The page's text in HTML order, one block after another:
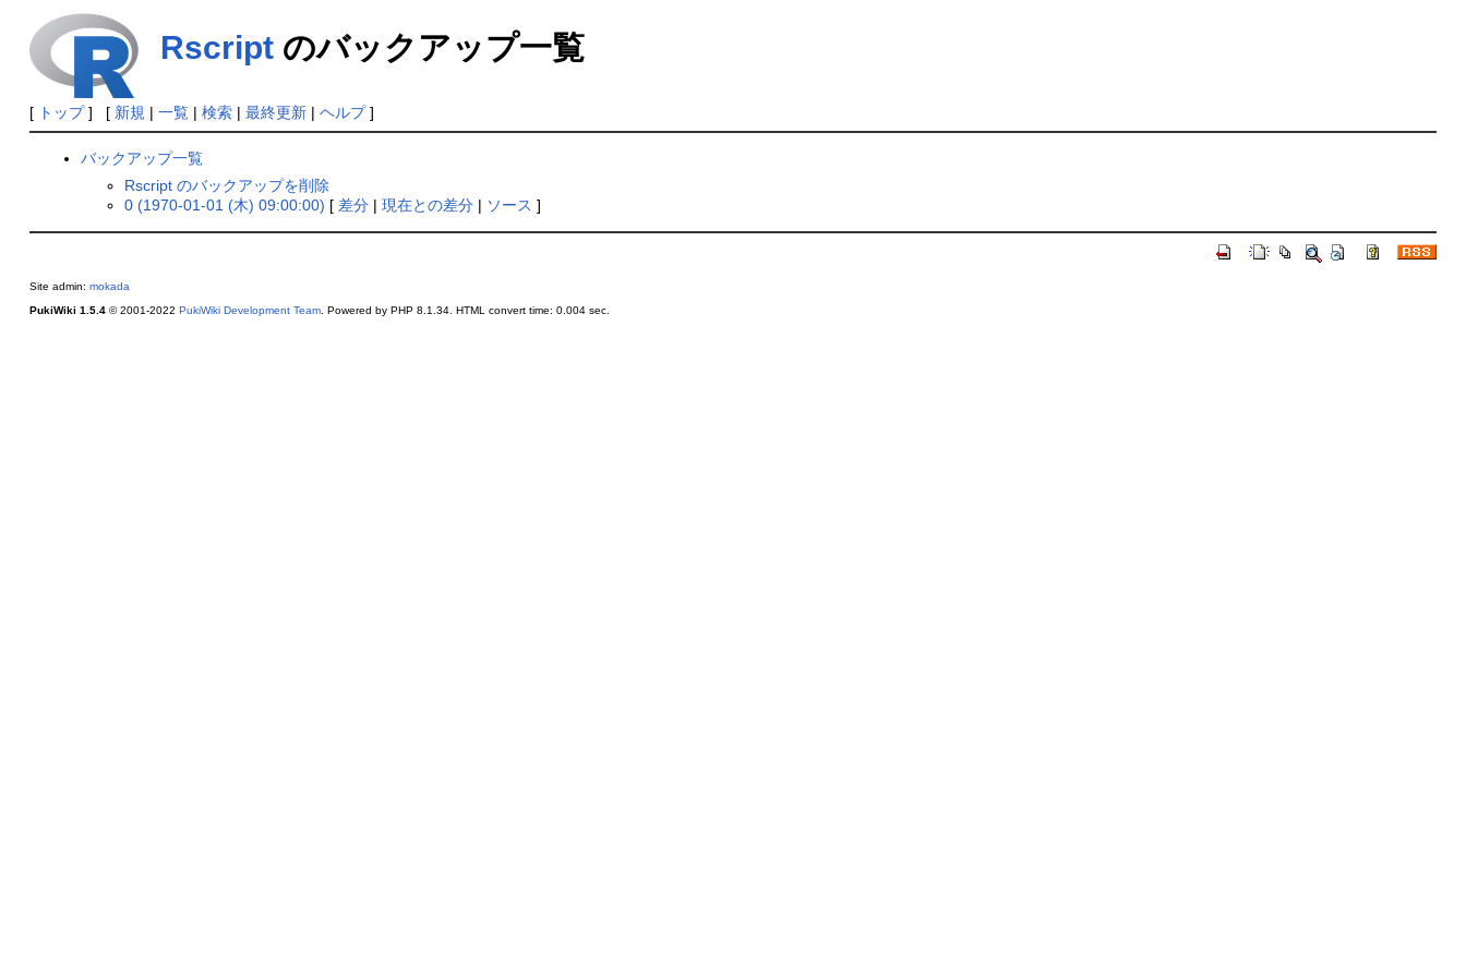
Rscriptのバックアップ一覧
[ トップ] [ 新規 | 一覧| 検索| 最終更新| ヘルプ]
バックアップ一覧
Rscript のバックアップを削除
0 (1970-01-01 (木) 09:00:00) [ 差分 |現在との差分 | ソース ]
Site admin: mokada
PukiWiki 1.5.4© 2001-2022 PukiWiki Development Team. Powered by PHP 8.1.34. HTML convert time: 0.004 sec.